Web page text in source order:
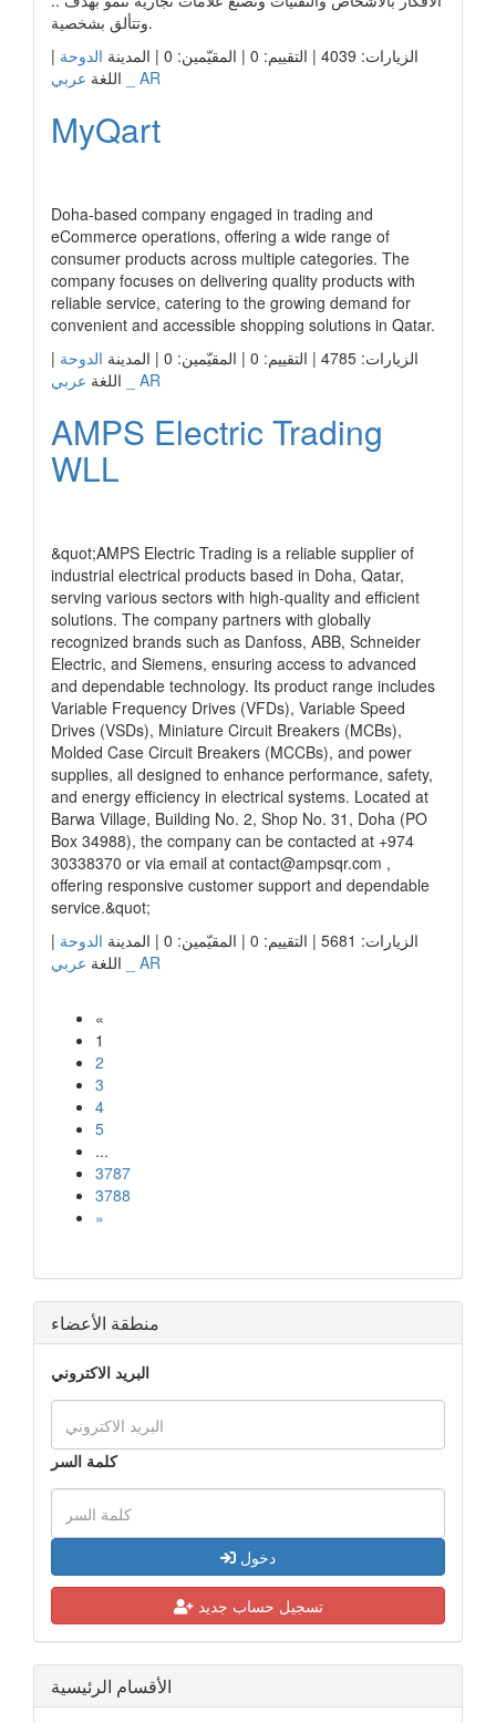
وتتألق بشخصية.
الزيارات: 4039 | التقييم: 0 | المقيّمين: 0 | المدينة
الدوحة |
اللغة عربي _ AR
MyQart
Doha-based company engaged in trading and
eCommerce operations, offering a wide range of
consumer products across multiple categories. The
company focuses on delivering quality products with
reliable service, catering to the growing demand for
convenient and accessible shopping solutions in Qatar.
الزيارات: 4785 | التقييم: 0 | المقيّمين: 0 | المدينة
الدوحة |
اللغة عربي _ AR
AMPS Electric Trading
WLL
&quot;AMPS Electric Trading is a reliable supplier of
industrial electrical products based in Doha, Qatar,
serving various sectors with high-quality and efficient
solutions. The company partners with globally
recognized brands such as Danfoss, ABB, Schneider
Electric, and Siemens, ensuring access to advanced
and dependable technology. Its product range includes
Variable Frequency Drives (VFDs), Variable Speed
Drives (VSDs), Miniature Circuit Breakers (MCBs),
Molded Case Circuit Breakers (MCCBs), and power
supplies, all designed to enhance performance, safety,
and energy efficiency in electrical systems. Located at
Barwa Village, Building No. 2, Shop No. 31, Doha (PO
Box 34988), the company can be contacted at +974
30338370 or via email at contact@ampsqr.com ,
offering responsive customer support and dependable
service.&quot;
الزيارات: 5681 | التقييم: 0 | المقيّمين: 0 | المدينة
الدوحة |
اللغة عربي _ AR
«
1
2
3
4
5
...
3787
3788
»
منطقة الأعضاء
البريد الاكتروني
كلمة السر
دخول
تسجيل حساب جديد
الأقسام الرئيسية